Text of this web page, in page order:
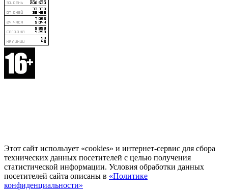
Этот сайт использует «cookies» и интернет-сервис для сбора
технических данных посетителей с целью получения
статистической информации. Условия обработки данных
посетителей сайта описаны в «Политике
конфиденциальности»